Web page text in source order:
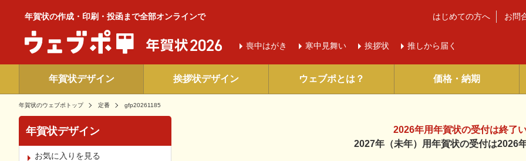
年賀状の作成・印刷・投函まで全部オンラインで
喪中はがき 寒中 見舞い 挨拶状 推しから届く
はじめての方へ お問
年賀状デザイン 挨拶状デザイン ウェブポとは？ 価格・納期
年賀状のウェブポトップ 定番 gfp20261185
2026年用年賀状の受付は終了
2027年（未年）用年賀状の受付は2026
年賀状デザイン
お気に入りを見る